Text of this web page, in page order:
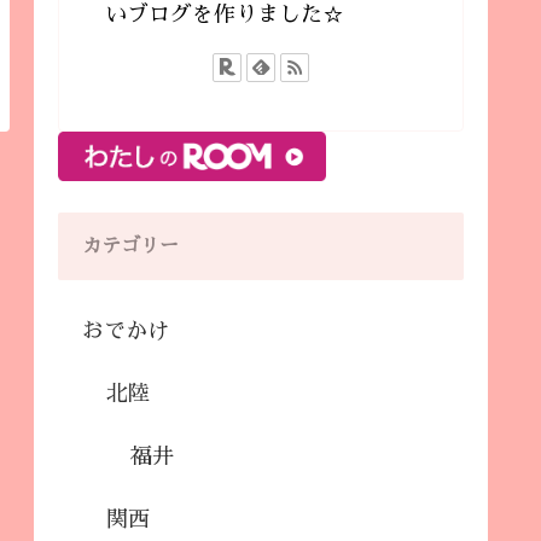
いブログを作りました☆
カテゴリー
おでかけ
北陸
福井
関西